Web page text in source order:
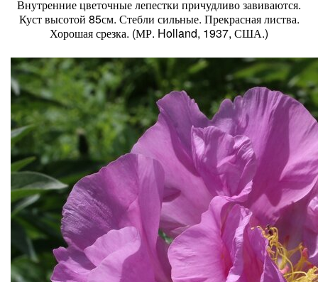
Внутренние цветочные лепестки причудливо завиваются.
Куст высотой 85см. Стебли сильные. Прекрасная листва.
Хорошая срезка. (МР. Holland, 1937, США.)